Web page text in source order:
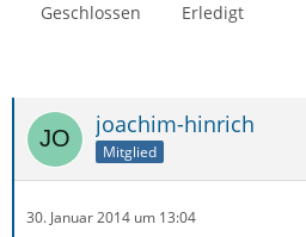
Geschlossen
Erledigt
joachim-hinrich
Mitglied
30. Januar 2014 um 13:04